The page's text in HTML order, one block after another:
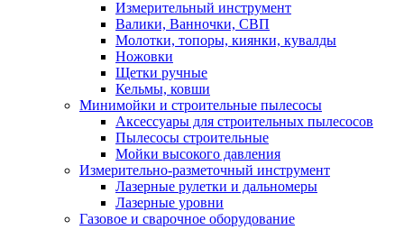
Измерительный инструмент
Валики, Ванночки, СВП
Молотки, топоры, киянки, кувалды
Ножовки
Щетки ручные
Кельмы, ковши
Минимойки и строительные пылесосы
Аксессуары для строительных пылесосов
Пылесосы строительные
Мойки высокого давления
Измерительно-разметочный инструмент
Лазерные рулетки и дальномеры
Лазерные уровни
Газовое и сварочное оборудование